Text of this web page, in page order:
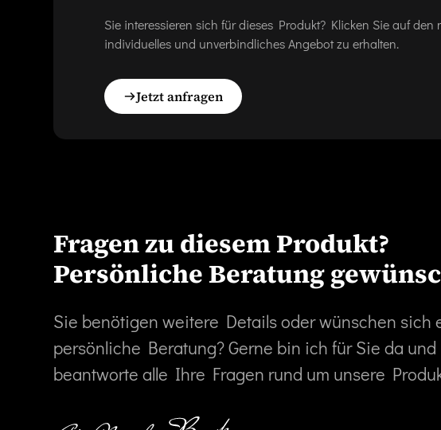
Sie interessieren sich für dieses Produkt? Klicken Sie auf
individuelles und unverbindliches Angebot zu erhalten.
Jetzt anfragen
Fragen zu diesem Produkt?
Persönliche Beratung
Sie benötigen weitere Details oder wünschen sich
persönliche Beratung? Gerne bin ich für Sie da und
beantworte alle Ihre Fragen rund um unsere